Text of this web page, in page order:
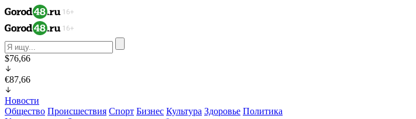
$76,66
€87,66
Новости
Общество Происшествия Спорт Бизнес Культура Здоровье Политика